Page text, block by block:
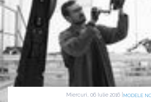
Miercuri, 06 Iulie 2016 | MODELE